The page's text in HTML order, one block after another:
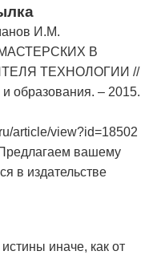
И.М.
В
ТЕХНОЛОГИИ //
и образования. – 2015.
article/view?id=18502
вашему
в издательстве
иначе, как от